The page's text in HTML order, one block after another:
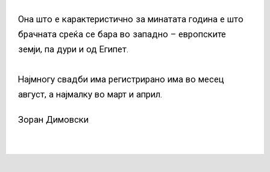
Она што е карактеристично за минатата година е што
брачната среќа се бара во западно – европските
земји, па дури и од Египет.
Најмногу свадби има регистрирано има во месец
август, а најмалку во март и април.
Зоран Димовски